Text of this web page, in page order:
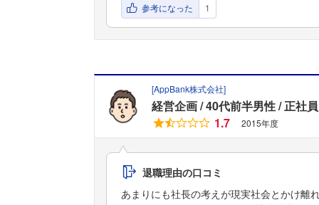
参考になった 1
[AppBank株式会社]
経営企画 40代前半男性 正社員
1.7
2015年度
退職理由の口コミ
あまりにも社長の考えが現実社会とかけ離